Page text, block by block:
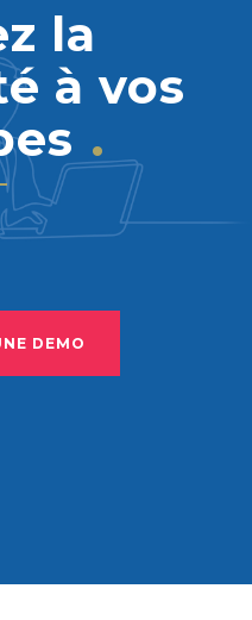
la
à vos
DEMO